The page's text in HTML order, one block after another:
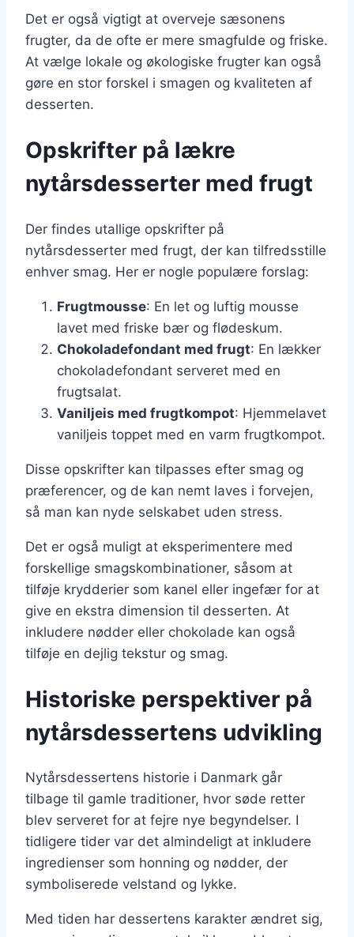
Det er også vigtigt at overveje sæsonens
frugter, da de ofte er mere smagfulde og friske.
At vælge lokale og økologiske frugter kan også
gøre en stor forskel i smagen og kvaliteten af
desserten.
Opskrifter på lækre
nytårsdesserter med frugt
Der findes utallige opskrifter på
nytårsdesserter med frugt, der kan tilfredsstille
enhver smag. Her er nogle populære forslag:
Frugtmousse: En let og luftig mousse
lavet med friske bær og flødeskum.
Chokoladefondant med frugt: En lækker
chokoladefondant serveret med en
frugtsalat.
Vaniljeis med frugtkompot: Hjemmelavet
vaniljeis toppet med en varm frugtkompot.
Disse opskrifter kan tilpasses efter smag og
præferencer, og de kan nemt laves i forvejen,
så man kan nyde selskabet uden stress.
Det er også muligt at eksperimentere med
forskellige smagskombinationer, såsom at
tilføje krydderier som kanel eller ingefær for at
give en ekstra dimension til desserten. At
inkludere nødder eller chokolade kan også
tilføje en dejlig tekstur og smag.
Historiske perspektiver på
nytårsdessertens udvikling
Nytårsdessertens historie i Danmark går
tilbage til gamle traditioner, hvor søde retter
blev serveret for at fejre nye begyndelser. I
tidligere tider var det almindeligt at inkludere
ingredienser som honning og nødder, der
symboliserede velstand og lykke.
Med tiden har dessertens karakter ændret sig,